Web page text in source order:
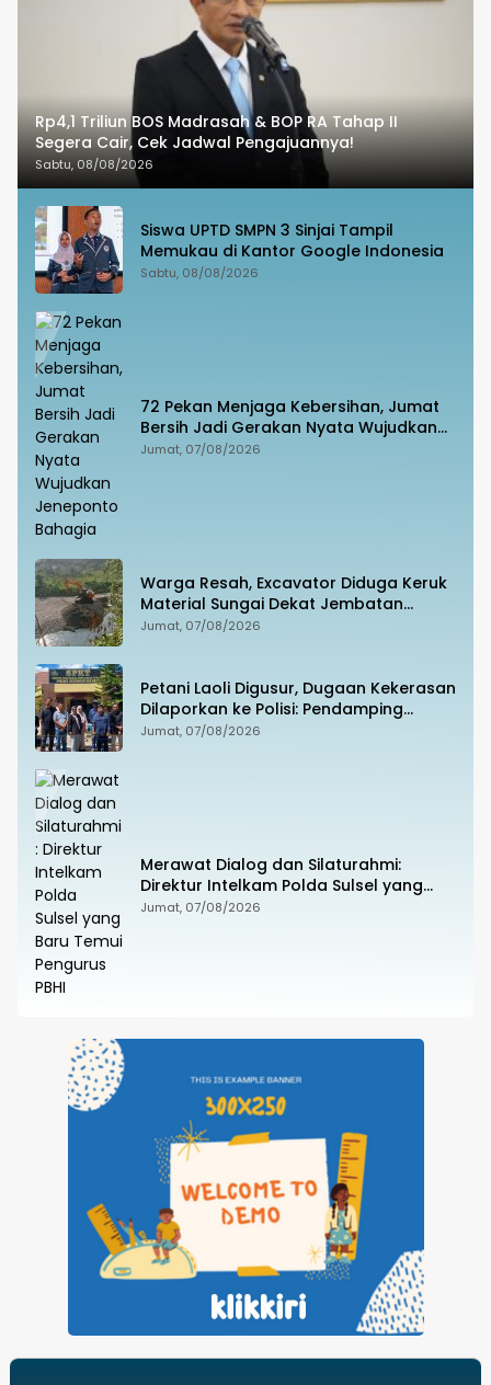
Rp4,1 Triliun BOS Madrasah & BOP RA Tahap II
Segera Cair, Cek Jadwal Pengajuannya!
Sabtu, 08/08/2026
Siswa UPTD SMPN 3 Sinjai Tampil
Memukau di Kantor Google Indonesia
Sabtu, 08/08/2026
72 Pekan Menjaga Kebersihan, Jumat
Bersih Jadi Gerakan Nyata Wujudkan
Jeneponto Bahagia
Jumat, 07/08/2026
Warga Resah, Excavator Diduga Keruk
Material Sungai Dekat Jembatan
Penghubung Luwu Utara–Luwu Timur
Jumat, 07/08/2026
Petani Laoli Digusur, Dugaan Kekerasan
Dilaporkan ke Polisi: Pendamping
Hukum hingga Penyandang Disabilitas
Jumat, 07/08/2026
Merawat Dialog dan Silaturahmi:
Direktur Intelkam Polda Sulsel yang
Baru Temui Pengurus PBHI
Jumat, 07/08/2026